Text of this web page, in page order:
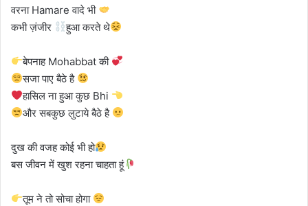
वरना Hamare वादे भी
कभी ज़ंजीर
हुआ करते थे
बेपनाह Mohabbat की
सजा पाए बैठे है
हासिल ना हुआ कुछ Bhi
और सबकुछ लुटाये बैठे है
दुख की वजह कोई भी हो
बस जीवन में खुश रहना चाहता हूं
तूम ने तो सोचा होगा